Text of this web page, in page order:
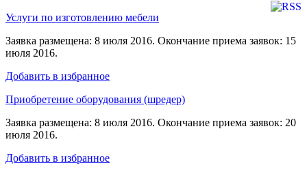
Услуги по изготовлению мебели
Заявка размещена: 8 июля 2016. Окончание приема заявок: 15
июля 2016.
Добавить в избранное
Приобретение оборудования (шредер)
Заявка размещена: 8 июля 2016. Окончание приема заявок: 20
июля 2016.
Добавить в избранное